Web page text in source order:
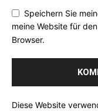
Speichern Sie
meine Website für
Browser.
Diese Website